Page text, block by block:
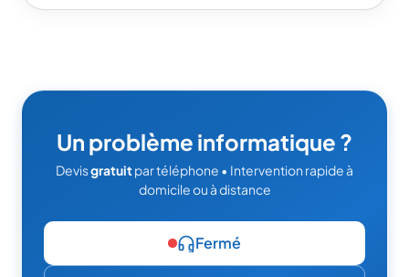
Un problème informatique ?
Devisgratuitpar téléphone • Intervention rapide à
domicile ou à distance
Fermé